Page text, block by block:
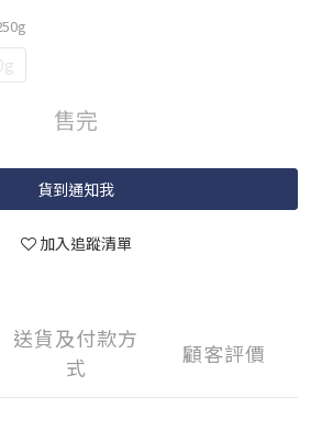
售完
貨到通知我
加入追蹤清單
送貨及付款方
式
顧客評價